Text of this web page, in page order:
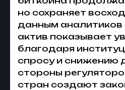
но сохраняет
данным аналитиков
актив показывает
благодаря
спросу и снижению
стороны
стран создают